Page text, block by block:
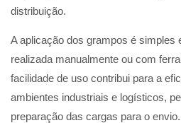
distribuição.
A aplicação dos grampos é simples
realizada manualmente ou com
facilidade de uso contribui para a
ambientes industriais e logísticos,
preparação das cargas para o envio.